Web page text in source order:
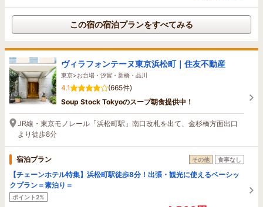
この宿の宿泊プランをすべてみる
ヴィラフォンテーヌ東京浜松町｜住友不動産
東京>お台場・汐留・新橋・品川
4.1
(665件)
Soup Stock Tokyoのスープ朝食提供中！
JR線・東京モノレール「浜松町駅」南口改札を出て、金杉橋方面出口
より徒歩8分
宿泊プラン その他 食事なし
【チェーンホテル特集】浜松町駅徒歩8分！出張・観光に使えるベーシッ
クプラン＝素泊り＝
ポイント2%